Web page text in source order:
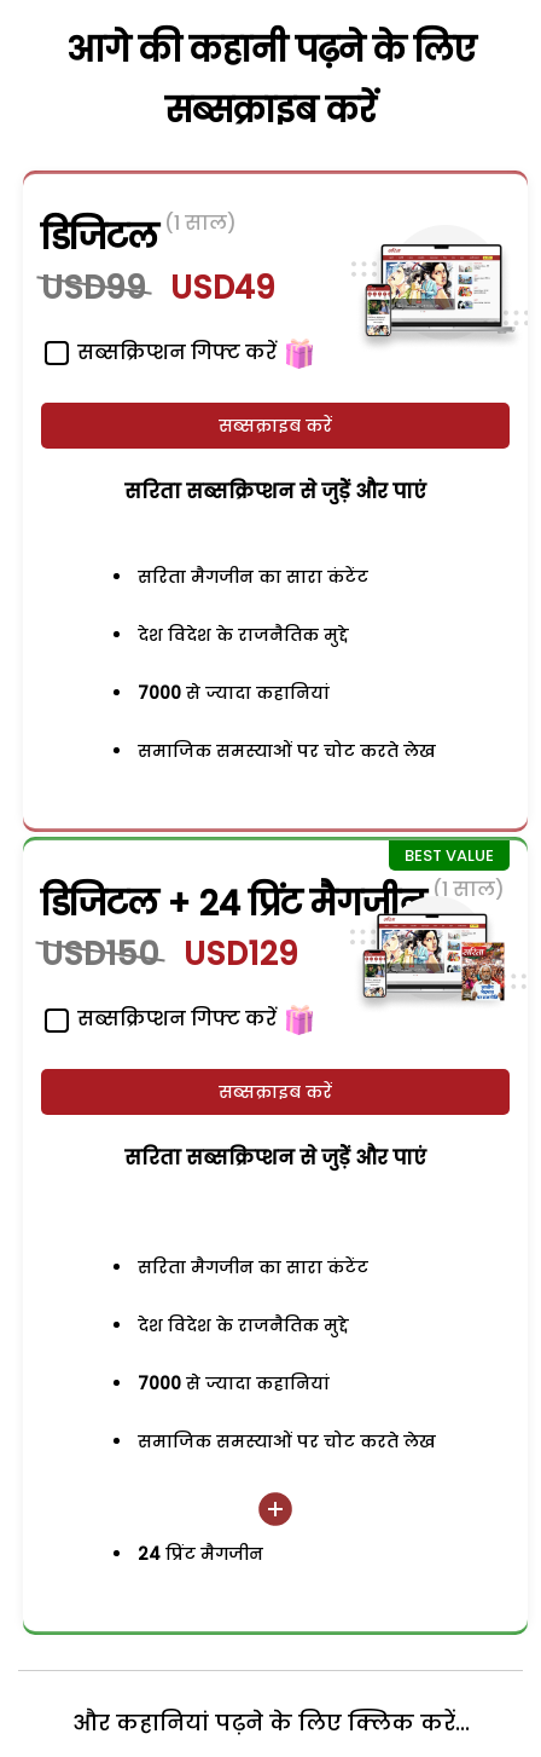
आगे की कहानी पढ़ने के लिए
सब्सक्राइब करें
डिजिटल (1 साल)
USD99 USD49
सब्सक्रिप्शन गिफ्ट करें
सब्सक्राइब करें
सरिता सब्सक्रिप्शन से जुड़ेें और पाएं
सरिता मैगजीन का सारा कंटेंट
देश विदेश के राजनैतिक मुद्दे
7000 से ज्यादा कहानियां
समाजिक समस्याओं पर चोट करते लेख
डिजिटल + 24 प्रिंट मैगजीन (1 साल)
USD150 USD129
सब्सक्रिप्शन गिफ्ट करें
सब्सक्राइब करें
सरिता सब्सक्रिप्शन से जुड़ेें और पाएं
सरिता मैगजीन का सारा कंटेंट
देश विदेश के राजनैतिक मुद्दे
7000 से ज्यादा कहानियां
समाजिक समस्याओं पर चोट करते लेख
24 प्रिंट मैगजीन
और कहानियां पढ़ने के लिए क्लिक करें...